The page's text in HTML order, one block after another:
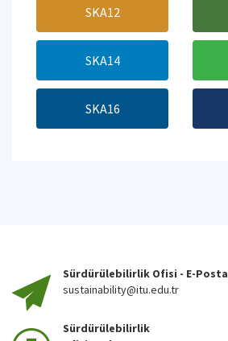
SKA12
SKA14
SKA16
Sürdürülebilirlik Ofisi - E-Posta
sustainability@itu.edu.tr
Sürdürülebilirlik